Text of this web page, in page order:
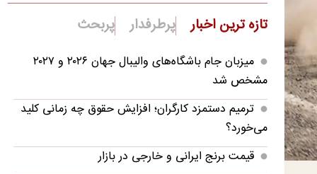
تازه ترین اخبار پرطرفدار پربحث
میزبان جام باشگاه‌های والیبال جهان ۲۰۲۶ و ۲۰۲۷
مشخص شد
ترمیم دستمزد کارگران؛ افزایش حقوق چه زمانی کلید
می‌خورد؟
قیمت برنج ایرانی و خارجی در بازار